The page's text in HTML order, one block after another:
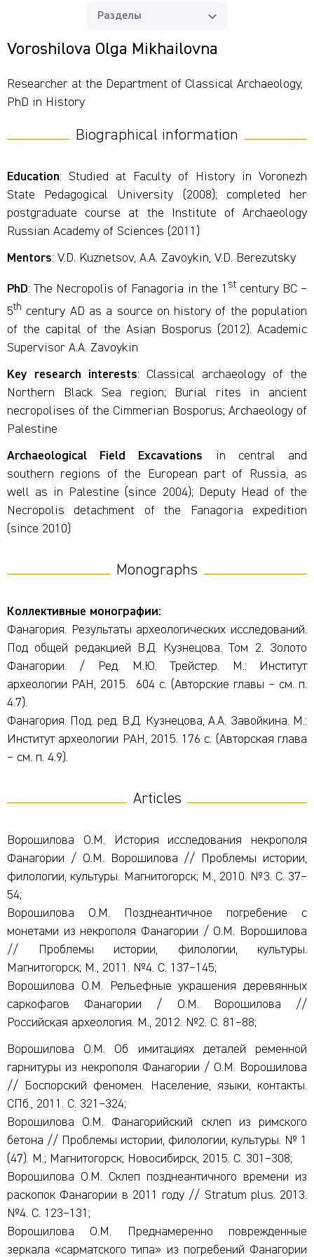
Разделы
Voroshilova Olga Mikhailovna
Researcher at the Department of Classical Archaeology,
PhD in History
Biographical information
Education: Studied at Faculty of History in Voronezh
State Pedagogical University (2008); completed her
postgraduate course at the Institute of Archaeology
Russian Academy of Sciences (2011)
Mentors: V.D. Kuznetsov, A.A. Zavoykin, V.D. Berezutsky
PhD: The Necropolis of Fanagoria in the 1 stcentury BC –
5th century AD as a source on history of the population
of the capital of the Asian Bosporus (2012). Academic
Supervisor A.A. Zavoykin
Key research interests: Classical archaeology of the
Northern Black Sea region; Burial rites in ancient
necropolises of the Cimmerian Bosporus; Archaeology of
Palestine
Archaeological Field Excavations
in central and
southern regions of the European part of Russia, as
well as in Palestine (since 2004); Deputy Head of the
Necropolis detachment of the Fanagoria expedition
(since 2010)
Monographs
Коллективные монографии:
Фанагория. Результаты археологических исследований.
Под общей редакцией В.Д. Кузнецова. Том 2. Золото
Фанагории. / Ред. М.Ю. Трейстер. М.: Институт
археологии РАН, 2015. 604 с. (Авторские главы – см. п.
4.7).
Фанагория. Под. ред. В.Д. Кузнецова, А.А. Завойкина. М.:
Институт археологии РАН, 2015. 176 с. (Авторская глава
– см. п. 4.9).
Articles
Ворошилова О.М. История исследования некрополя
Фанагории / О.М. Ворошилова // Проблемы истории,
филологии, культуры. Магнитогорск; М., 2010. №3. С. 37–
54;
Ворошилова О.М. Позднеантичное погребение с
монетами из некрополя Фанагории / О.М. Ворошилова
// Проблемы истории, филологии, культуры.
Магнитогорск; М., 2011. №4. С. 137–145;
Ворошилова О.М. Рельефные украшения деревянных
саркофагов Фанагории / О.М. Ворошилова //
Российская археология. М., 2012. №2. С. 81–88;
Ворошилова О.М. Об имитациях деталей ременной
гарнитуры из некрополя Фанагории / О.М. Ворошилова
// Боспорский феномен. Население, языки, контакты.
СПб., 2011. С. 321–324;
Ворошилова О.М. Фанагорийский склеп из римского
бетона // Проблемы истории, филологии, культуры. № 1
(47). М.; Магнитогорск; Новосибирск, 2015. С. 301–308;
Ворошилова О.М. Склеп позднеантичного времени из
раскопок Фанагории в 2011 году // Stratum plus. 2013.
№4. С. 123–131;
Ворошилова О.М. Преднамеренно поврежденные
зеркала «сарматского типа» из погребений Фанагории